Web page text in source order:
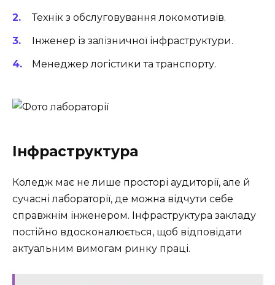
Технік з обслуговування локомотивів.
Інженер із залізничної інфраструктури.
Менеджер логістики та транспорту.
Інфраструктура
Коледж має не лише просторі аудиторії, але й
сучасні лабораторії, де можна відчути себе
справжнім інженером. Інфраструктура закладу
постійно вдосконалюється, щоб відповідати
актуальним вимогам ринку праці.